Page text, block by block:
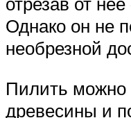
Однако он не
необрезной
Пилить можно
древесины и